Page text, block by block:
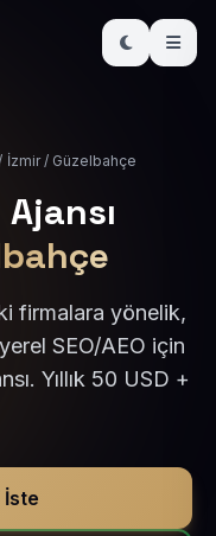
İzmir / Güzelbahçe
firmalara yönelik,
SEO/AEO için
Yıllık 50 USD +
İste